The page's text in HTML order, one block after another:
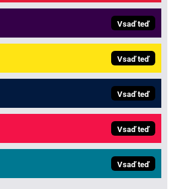
Vsaď teď
Vsaď teď
Vsaď teď
Vsaď teď
Vsaď teď